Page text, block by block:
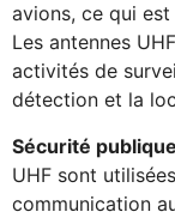
avions, ce qui
Les antennes
activités de
détection et la
Sécurité
UHF sont
communication